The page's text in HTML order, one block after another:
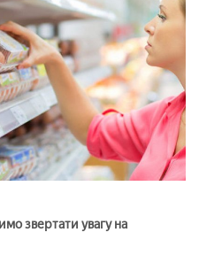
звертати увагу на